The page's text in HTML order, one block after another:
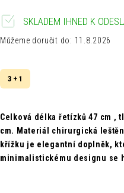
3 + 1
Celková délka řetízků 47 cm ,
cm. M ateriál chirurgická
křížku je elegantní doplněk,
minimalistickému designu se
SKLADEM IHNED K
Můžeme doručit do: 11.8.2026